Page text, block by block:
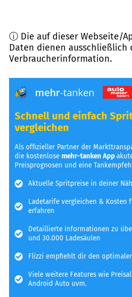
ⓘ Die auf dieser Webseite/
Daten dienen ausschließlich
Verbraucherinformation.
Schnell und einfach
vergleichen
Als offizieller Partner der
die kostenlosemehr-tanken App
Preisprognosen und eine
Aktuelle Spritpreise in deiner
Ladetarife vergleichen & Kosten
erfahren
Detaillierte Informationen zu
und 30.000 Ladesäulen
Flizzi empfiehlt dir den
Viele weitere Features wie
Android Auto uvm.